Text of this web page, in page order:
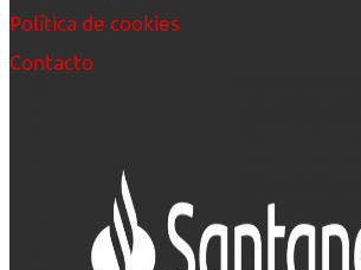
Política de cookies
Contacto